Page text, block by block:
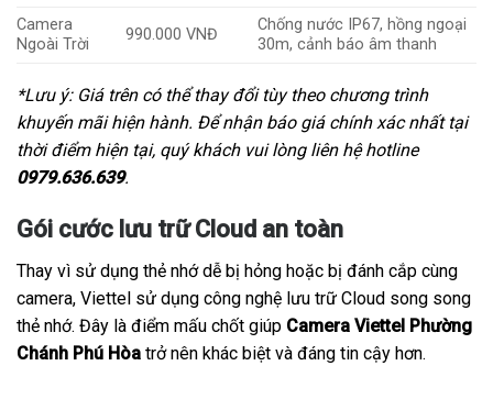
Camera
Ngoài Trời
990.000 VNĐ
Chống nước IP67, hồng ngoại
30m, cảnh báo âm thanh
*Lưu ý: Giá trên có thể thay đổi tùy theo chương trình
khuyến mãi hiện hành. Để nhận báo giá chính xác nhất tại
thời điểm hiện tại, quý khách vui lòng liên hệ hotline
0979.636.639.
Gói cước lưu trữ Cloud an toàn
Thay vì sử dụng thẻ nhớ dễ bị hỏng hoặc bị đánh cắp cùng
camera, Viettel sử dụng công nghệ lưu trữ Cloud song song
thẻ nhớ. Đây là điểm mấu chốt giúp Camera Viettel Phường
Chánh Phú Hòa trở nên khác biệt và đáng tin cậy hơn.